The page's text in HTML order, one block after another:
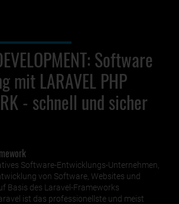
Software
mit LARAVEL PHP
- schnell und sicher
Software-Entwicklungs-Unternehmen,
von Software, Websites und
Basis des Laravel-Frameworks
ist das professionellste und meist